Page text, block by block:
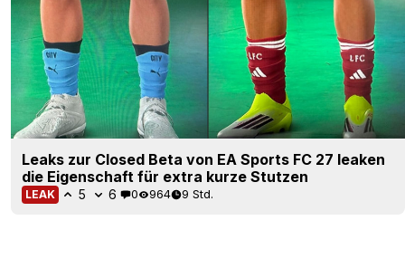
Leaks zur Closed Beta von EA Sports FC 27 leaken
die Eigenschaft für extra kurze Stutzen
LEAK 5 6 0 964 9 Std.